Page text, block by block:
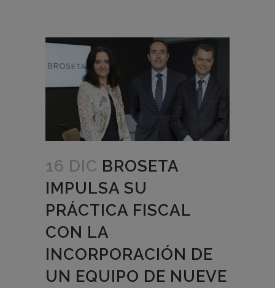
16 DIC BROSETA
IMPULSA SU
PRÁCTICA FISCAL
CON LA
INCORPORACIÓN DE
UN EQUIPO DE NUEVE